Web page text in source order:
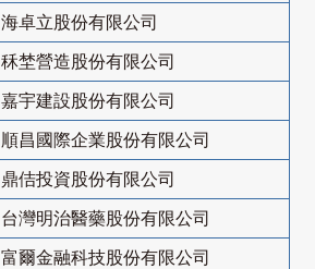
海卓立股份有限公司
秝埜營造股份有限公司
嘉宇建設股份有限公司
順昌國際企業股份有限公司
鼎佶投資股份有限公司
台灣明治醫藥股份有限公司
富爾金融科技股份有限公司